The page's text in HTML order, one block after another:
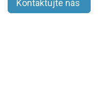
Kontaktujte nás